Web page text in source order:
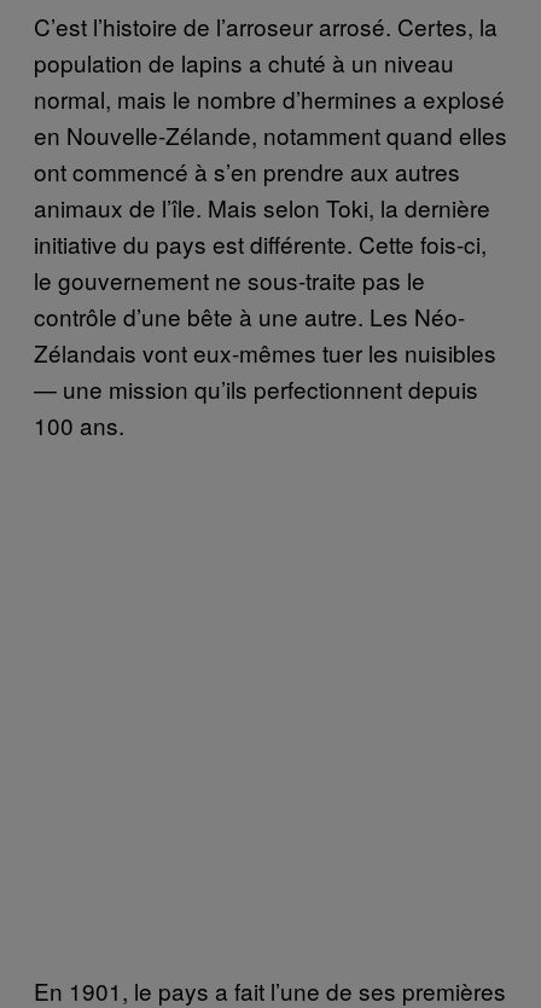
C’est l’histoire de l’arroseur arrosé. Certes, la
population de lapins a chuté à un niveau
normal, mais le nombre d’hermines a explosé
en Nouvelle-Zélande, notamment quand elles
ont commencé à s’en prendre aux autres
animaux de l’île. Mais selon Toki, la dernière
initiative du pays est différente. Cette fois-ci,
le gouvernement ne sous-traite pas le
contrôle d’une bête à une autre. Les Néo-
Zélandais vont eux-mêmes tuer les nuisibles
— une mission qu’ils perfectionnent depuis
100 ans.
En 1901, le pays a fait l’une de ses premières